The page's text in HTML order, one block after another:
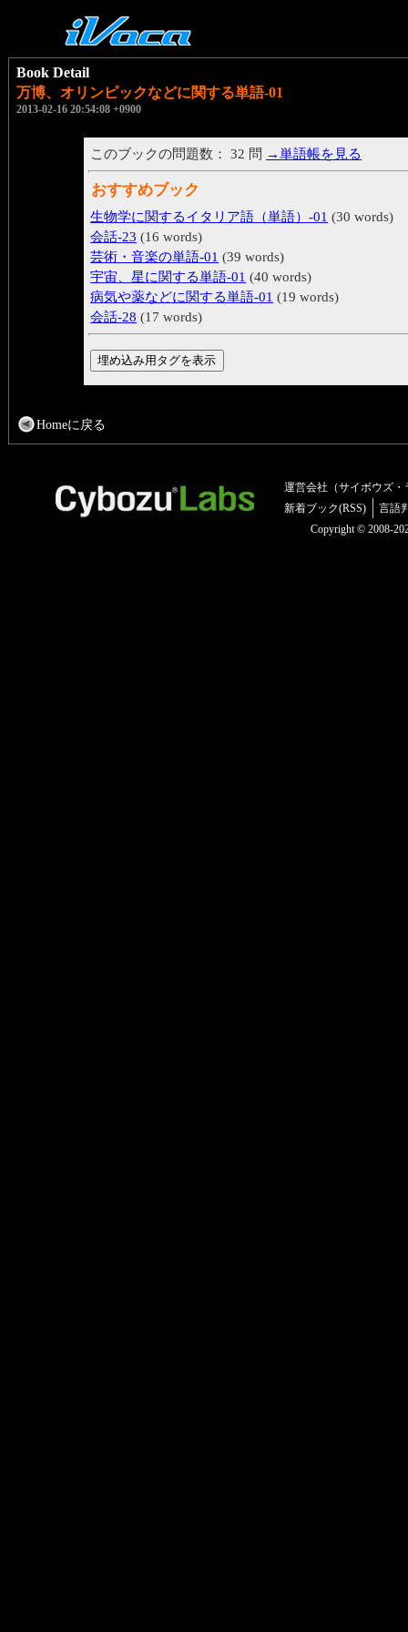
Book Detail
万博、オリンピックなどに関する単語-01
2013-02-16 20:54:08 +0900
このブックの問題数： 32 問 →単語帳を見る
おすすめブック
生物学に関するイタリア語（単語）-01 (30 words)
会話-23 (16 words)
芸術・音楽の単語-01 (39 words)
宇宙、星に関する単語-01 (40 words)
病気や薬などに関する単語-01 (19 words)
会話-28 (17 words)
Homeに戻る
運営会社（サイボウズ・
新着ブック(RSS)
言語
Copyright © 2008-